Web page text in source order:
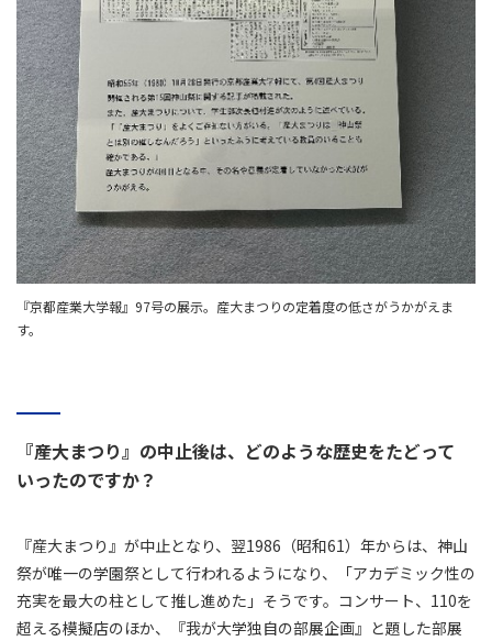
『京都産業大学報』97号の展示。産大まつりの定着度の低さがうかがえま
す。
『産大まつり』の中止後は、どのような歴史をたどって
いったのですか？
『産大まつり』が中止となり、翌1986（昭和61）年からは、神山
祭が唯一の学園祭として行われるようになり、「アカデミック性の
充実を最大の柱として推し進めた」そうです。コンサート、110を
超える模擬店のほか、『我が大学独自の部展企画』と題した部展